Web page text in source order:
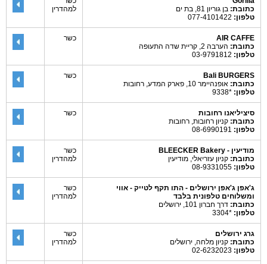
כתובת: בן גוריון 81, בת ים
טלפון:
למהדרין
AIR CAFFE
כתובת: הערבה 2, קריית שדה התעופה
טלפון:
כשר
Bali BURGERS
כתובת: אופנהיימר 10, פארק המדע, רחובות
טלפון: *9338
כשר
סיציליאנו רחובות
כתובת: קניון רחובות, רחובות
טלפון:
כשר
מודיעין - BLEECKER Bakery
כתובת: קניון עזריאלי, מודיעין
טלפון:
כשר
למהדרין
ג'אפן ג'אפן ירושלים - התו תקף לטייק - אווי
ומשלוחים טלפונית בלבד
כתובת: דרך חברון 101, ירושלים
טלפון: *3304
כשר
למהדרין
גרג ירושלים
כתובת: קניון מלחה, ירושלים
טלפון:
כשר
למהדרין